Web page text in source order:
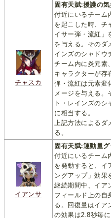
チャスカ
固有天賦:援護の気
付近にいるチーム
を起こした時、チ
イサー弾・流紅」
を与える。そのダ
インズのシャドウ
チーム内に炎元素
キャラクターが存
弾・流紅は元素変
メージを与える。
ト・レインズのシ
に相当する。
上記方法による
る。
イアンサ
固有天賦:運動量
付近にいるチーム
を発動すると、イ
ングアップ」効果
継続期間中、イア
フィールド上の自
る。回復量はイア
の効果は2.8秒毎に